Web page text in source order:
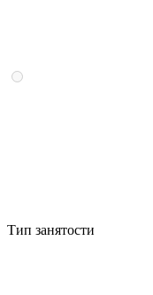
Тип занятости